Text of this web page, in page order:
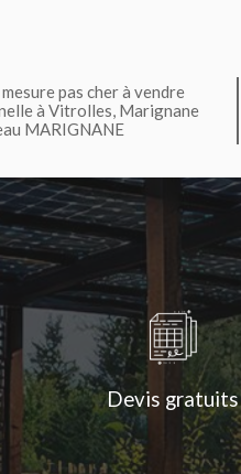
pas cher à vendre
à Vitrolles, Marignane
MARIGNANE
Devis gratuits